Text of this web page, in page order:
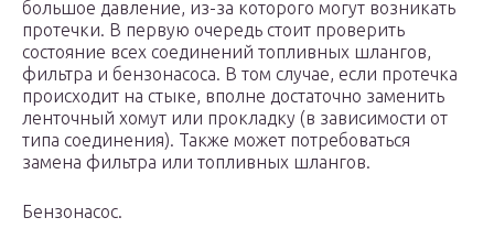
большое давление, из-за которого могут возникать
протечки. В первую очередь стоит проверить
состояние всех соединений топливных шлангов,
фильтра и бензонасоса. В том случае, если протечка
происходит на стыке, вполне достаточно заменить
ленточный хомут или прокладку (в зависимости от
типа соединения). Также может потребоваться
замена фильтра или топливных шлангов.
Бензонасос.